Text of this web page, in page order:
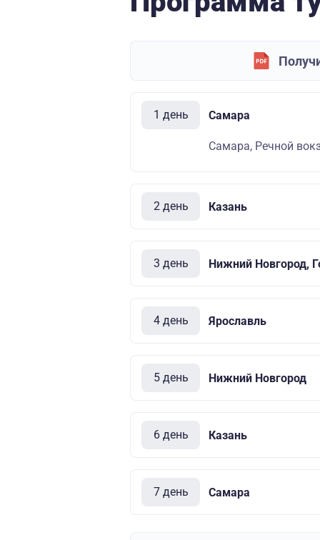
1 день Самара
Самара, Речной
2 день Казань
3 день Нижний Новгород,
4 день Ярославль
5 день Нижний Новгород
6 день Казань
7 день Самара